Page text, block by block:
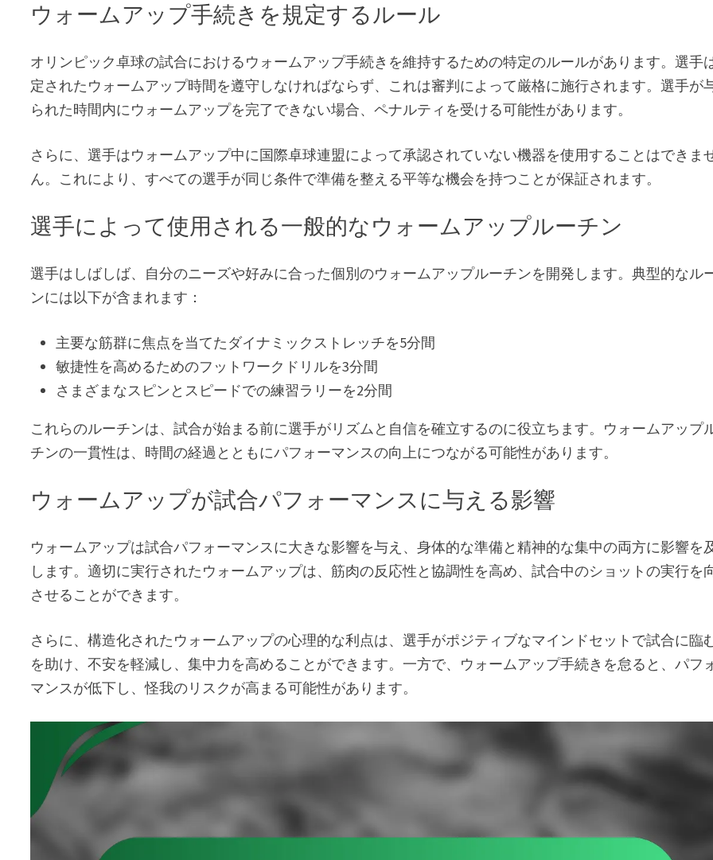
ウォームアップ手続きを規定するルール
オリンピック卓球の試合におけるウォームアップ手続きを維持するための特定のルールがあります。選手
定されたウォームアップ時間を遵守しなければならず、これは審判によって厳格に施行されます。選手が
られた時間内にウォームアップを完了できない場合、ペナルティを受ける可能性があります。
さらに、選手はウォームアップ中に国際卓球連盟によって承認されていない機器を使用することはできま
ん。これにより、すべての選手が同じ条件で準備を整える平等な機会を持つことが保証されます。
選手によって使用される一般的なウォームアップルーチン
選手はしばしば、自分のニーズや好みに合った個別のウォームアップルーチンを開発します。典型的なル
ンには以下が含まれます：
主要な筋群に焦点を当てたダイナミックストレッチを5分間
敏捷性を高めるためのフットワークドリルを3分間
さまざまなスピンとスピードでの練習ラリーを2分間
これらのルーチンは、試合が始まる前に選手がリズムと自信を確立するのに役立ちます。ウォームアップ
チンの一貫性は、時間の経過とともにパフォーマンスの向上につながる可能性があります。
ウォームアップが試合パフォーマンスに与える影響
ウォームアップは試合パフォーマンスに大きな影響を与え、身体的な準備と精神的な集中の両方に影響を
します。適切に実行されたウォームアップは、筋肉の反応性と協調性を高め、試合中のショットの実行を
させることができます。
さらに、構造化されたウォームアップの心理的な利点は、選手がポジティブなマインドセットで試合に臨
を助け、不安を軽減し、集中力を高めることができます。一方で、ウォームアップ手続きを怠ると、パフ
マンスが低下し、怪我のリスクが高まる可能性があります。